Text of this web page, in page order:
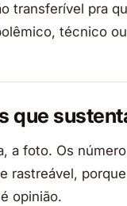
transferível pra
técnico
que
a foto. Os
rastreável,
opinião.